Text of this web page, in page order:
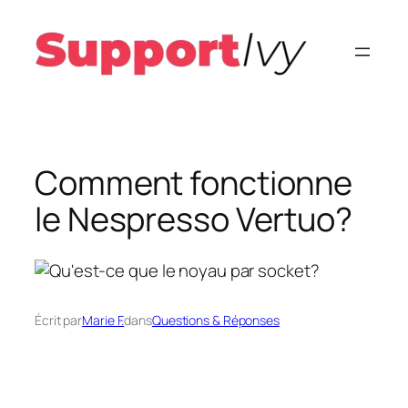
contenu
Comment fonctionne
le Nespresso Vertuo?
Écrit parMarie F.dansQuestions & Réponses